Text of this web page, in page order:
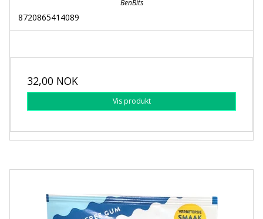
BenBits
8720865414089
32,00 NOK
Vis produkt